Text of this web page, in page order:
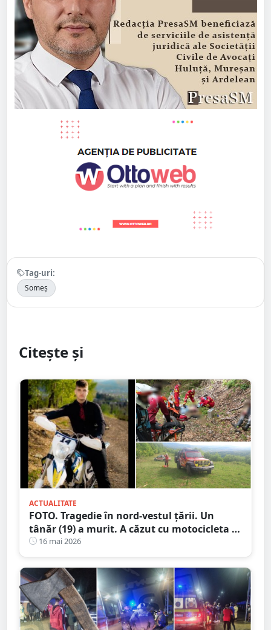
Tag-uri:
Someș
Citește și
ACTUALITATE
FOTO. Tragedie în nord-vestul țării. Un
tânăr (19) a murit. A căzut cu motocicleta în
prăpastie
16 mai 2026